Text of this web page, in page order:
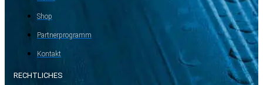
Shop
Partnerprogramm
Kontakt
RECHTLICHES